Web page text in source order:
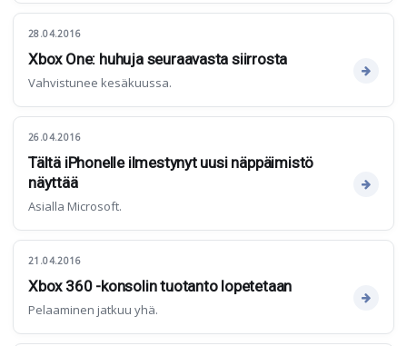
28.04.2016
Xbox One: huhuja seuraavasta siirrosta
Vahvistunee kesäkuussa.
26.04.2016
Tältä iPhonelle ilmestynyt uusi näppäimistö
näyttää
Asialla Microsoft.
21.04.2016
Xbox 360 -konsolin tuotanto lopetetaan
Pelaaminen jatkuu yhä.